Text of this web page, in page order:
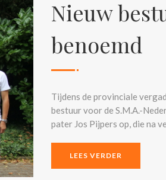
Nieuw
benoemd
Tijdens de provinciale
bestuur voor de S.M.A.-
pater Jos Pijpers op, die na
LEES VERDER